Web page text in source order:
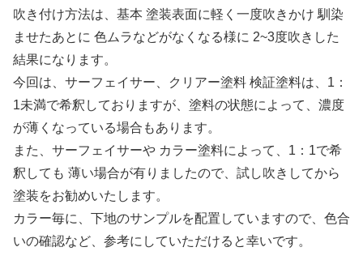
吹き付け方法は、基本 塗装表面に軽く一度吹きかけ 馴染
ませたあとに 色ムラなどがなくなる様に 2~3度吹きした
結果になります。
今回は、サーフェイサー、クリアー塗料 検証塗料は、1：
1未満で希釈しておりますが、塗料の状態によって、濃度
が薄くなっている場合もあります。
また、サーフェイサーや カラー塗料によって、1：1で希
釈しても 薄い場合が有りましたので、試し吹きしてから
塗装をお勧めいたします。
カラー毎に、下地のサンプルを配置していますので、色合
いの確認など、参考にしていただけると幸いです。